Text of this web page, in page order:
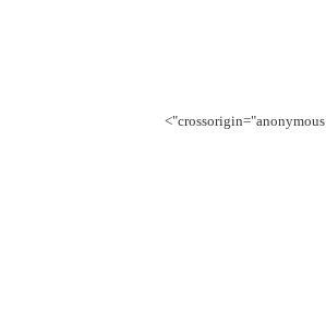
crossorigin="anonymous">